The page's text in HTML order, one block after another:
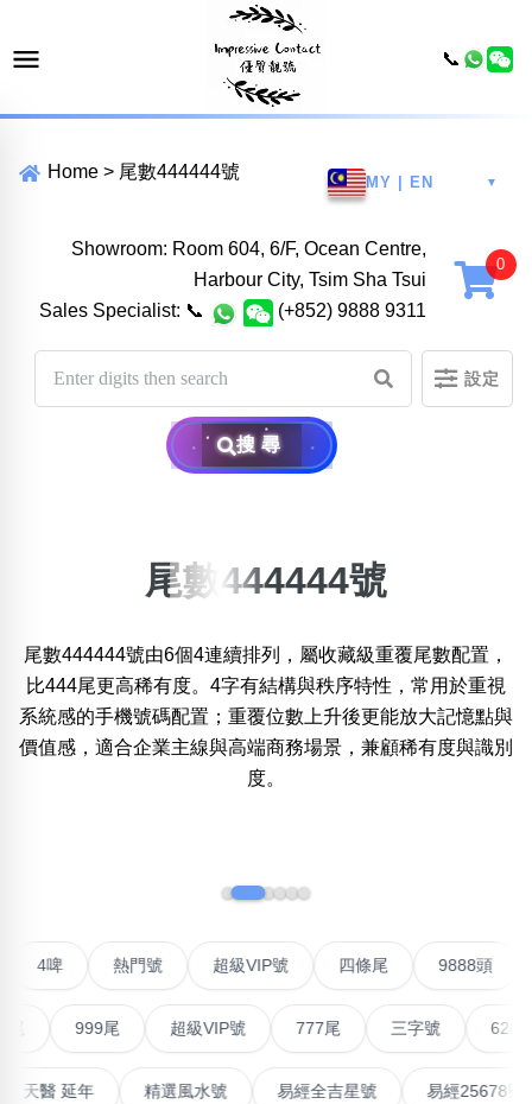
Home > 尾數444444號
MY | EN ▼
Showroom: Room 604, 6/F, Ocean Centre,
Harbour City, Tsim Sha Tsui
Sales Specialist: 📞 (+852) 9888 9311
設定
搜尋
位置:
一 二 三 四 六 七 八 九 十
清除全部分類
尾數444444號
尾數444444號由6個4連續排列，屬收藏級重覆尾數配置，
比444尾更高稀有度。4字有結構與秩序特性，常用於重視
系統感的手機號碼配置；重覆位數上升後更能放大記憶點與
價值感，適合企業主線與高端商務場景，兼顧稀有度與識別
度。
熱門號 超級VIP號 四條尾 9888頭
999尾 超級VIP號 777尾 三字號 6288頭
能量生氣 天醫 延年 精選風水號 易經全吉星號 易經
📞